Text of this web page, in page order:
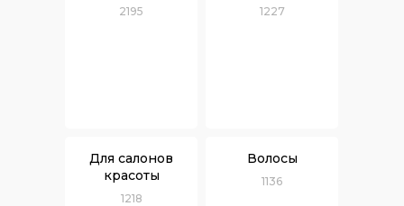
2195 1227
Для салонов
красоты
1218
Волосы
1136